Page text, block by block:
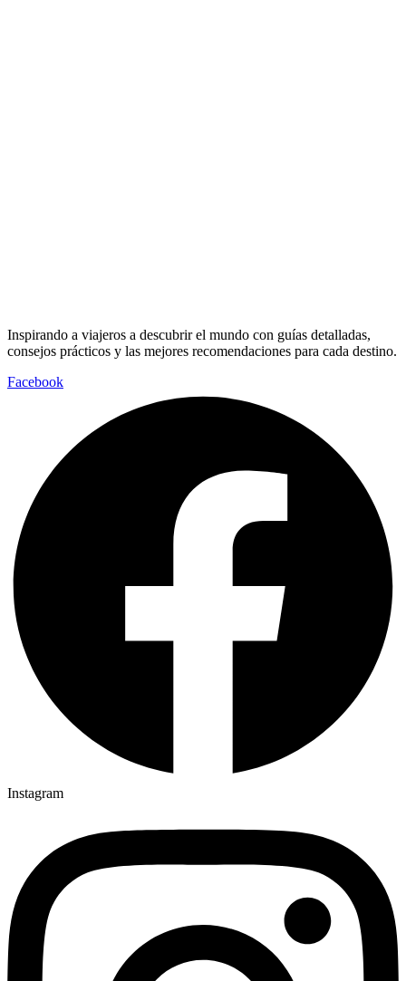
Inspirando a viajeros a descubrir el mundo con guías detalladas,
consejos prácticos y las mejores recomendaciones para cada destino.
Facebook
Instagram